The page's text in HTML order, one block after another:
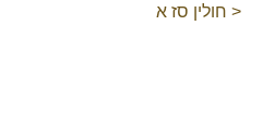
< חולין סז א